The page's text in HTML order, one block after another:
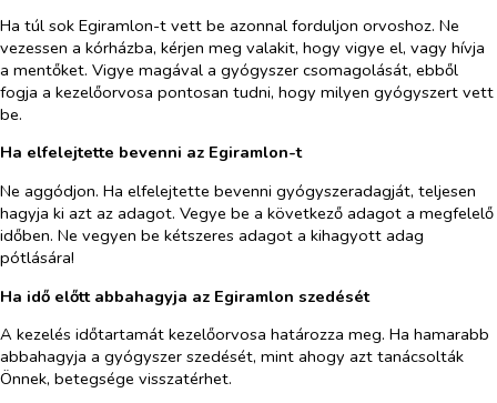
Ha túl sok Egiramlon-t vett be azonnal forduljon orvoshoz. Ne
vezessen a kórházba, kérjen meg valakit, hogy vigye el, vagy hívja
a mentőket. Vigye magával a gyógyszer csomagolását, ebből
fogja a kezelőorvosa pontosan tudni, hogy milyen gyógyszert vett
be.
Ha elfelejtette bevenni az Egiramlon-t
Ne aggódjon. Ha elfelejtette bevenni gyógyszeradagját, teljesen
hagyja ki azt az adagot. Vegye be a következő adagot a megfelelő
időben. Ne vegyen be kétszeres adagot a kihagyott adag
pótlására!
Ha idő előtt abbahagyja az Egiramlon szedését
A kezelés időtartamát kezelőorvosa határozza meg. Ha hamarabb
abbahagyja a gyógyszer szedését, mint ahogy azt tanácsolták
Önnek, betegsége visszatérhet.